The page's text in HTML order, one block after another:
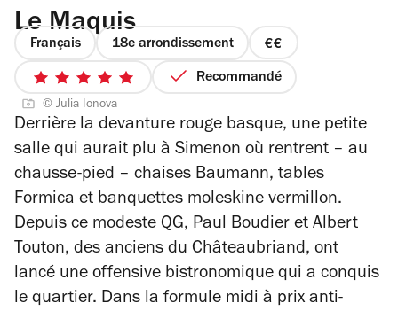
Le Maquis
Français 18e arrondissement
prix
2
5
sur
5
étoiles
Recommandé
© Julia Ionova
Derrière la devanture rouge basque, une petite
salle qui aurait plu à Simenon où rentrent – au
chausse-pied – chaises Baumann, tables
Formica et banquettes moleskine vermillon.
Depuis ce modeste QG, Paul Boudier et Albert
Touton, des anciens du Châteaubriand, ont
lancé une offensive bistronomique qui a conquis
le quartier. Dans la formule midi à prix anti-